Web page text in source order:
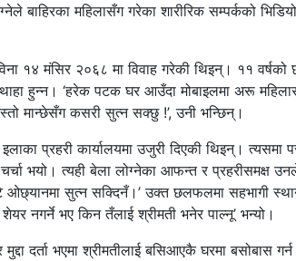
बाहिरका महिलासँग गरेका शारीरिक सम्पर्कको
१४ मंसिर २०६८ मा विवाह गरेकी थिइन्। ११ वर्षको
हुन्न। ‘हरेक पटक घर आउँदा मोबाइलमा अरू
मान्छेसँग कसरी सुत्न सक्छु !’, उनी भन्छिन्।
प्रहरी कार्यालयमा उजुरी दिएकी थिइन्। त्यसमा
चर्चा भयो। त्यही बेला लोग्नेका आफन्त र
सुत्न सक्दिनँ।’ उक्त छलफलमा सहभागी
नगर्ने भए किन तँलाई श्रीमती भनेर पाल्नू’ भन्यो।
दर्ता भएमा श्रीमतीलाई बसिआएकै घरमा बसोबास